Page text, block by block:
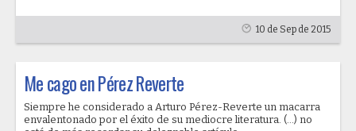
10 de Sep de 2015
Me cago en Pérez Reverte
Siempre he considerado a Arturo Pérez-Reverte un macarra
envalentonado por el éxito de su mediocre literatura. (...) no